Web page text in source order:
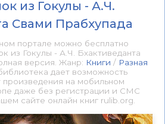
из Гокулы - А.Ч.
Свами Прабхупада
портале можно бесплатно
из Гокулы - А.Ч. Бхактиведанта
версия. Жанр: Книги / Разная
дает возможность
произведения на мобильном
даже без регистрации и СМС
сайте онлайн книг rulib.org.